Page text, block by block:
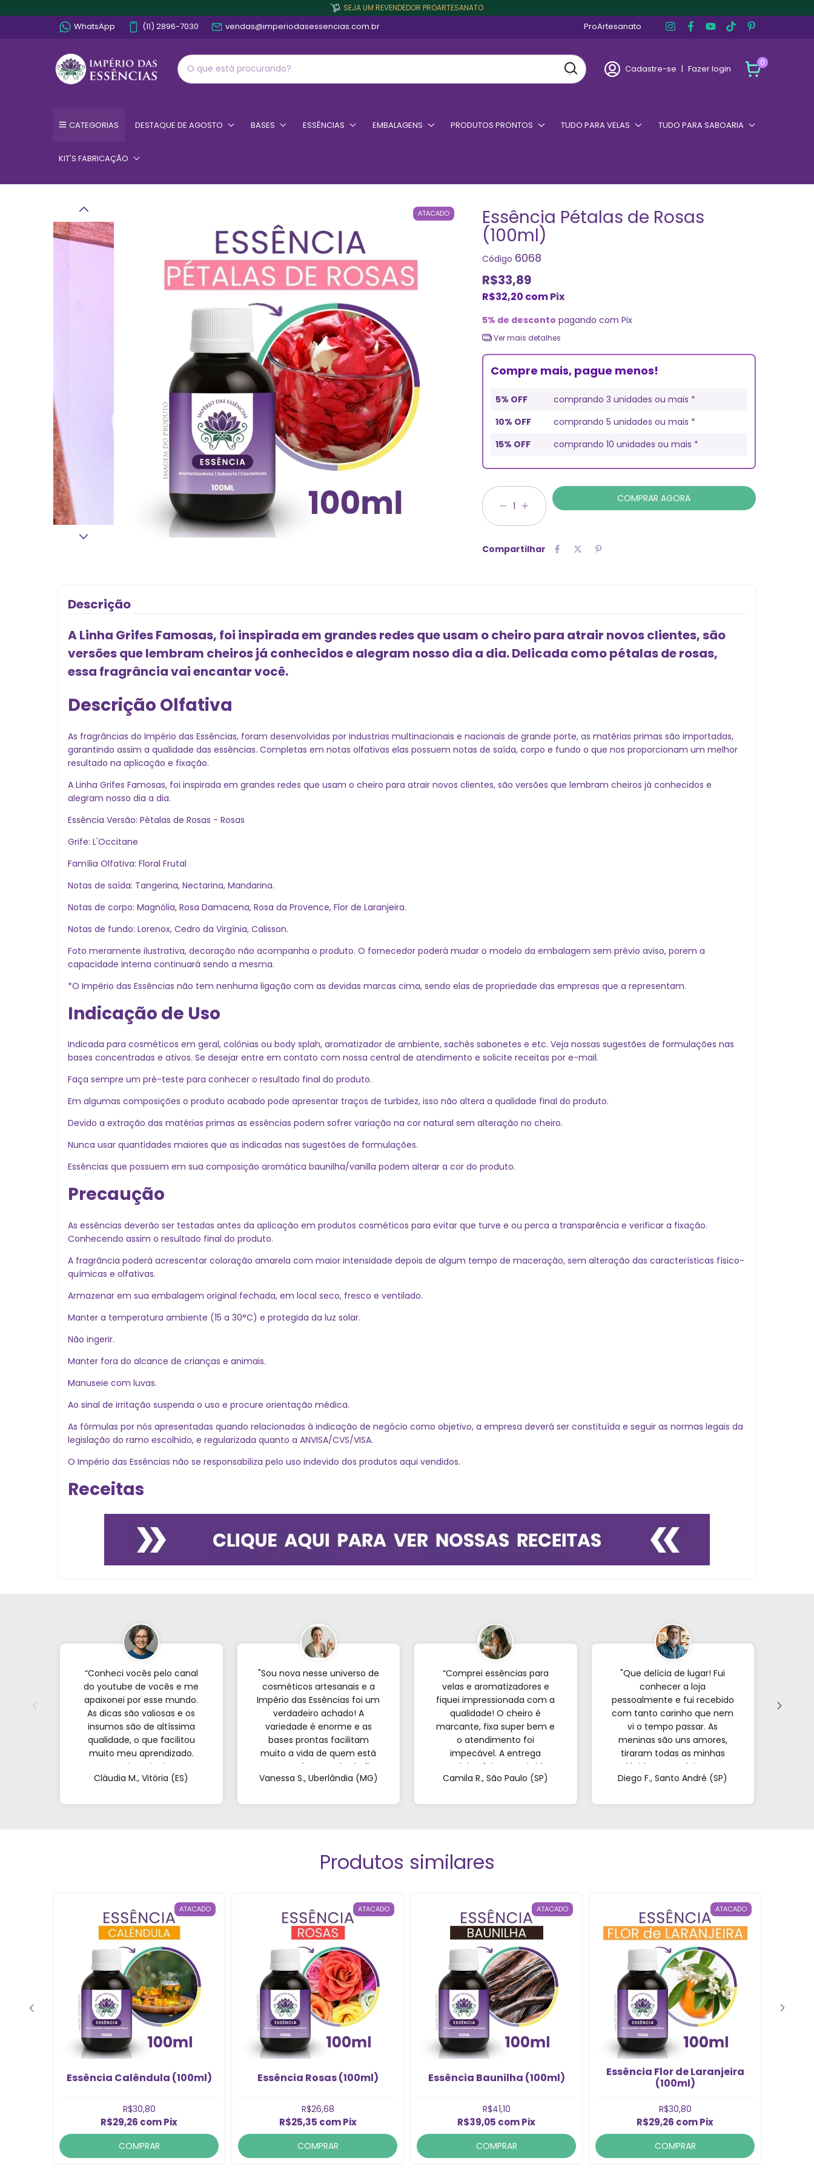
SEJA UM REVENDEDOR PROARTESANATO
WhatsApp (11) 2896-7030 vendas@imperiodasessencias.com.br ProArtesanato
Cadastre-se | Fazer login
0
CATEGORIAS DESTAQUE DE AGOSTO BASES ESSÊNCIAS EMBALAGENS PRODUTOS PRONTOS TUDO PARA VELAS TUDO PARA SABOARIA
KIT'S FABRICAÇÃO
ATACADO Essência Pétalas de Rosas
(100ml)
Código 6068
R$33,89
R$32,20 comPix
5% de desconto pagando com Pix
Ver mais detalhes
Compre mais, pague menos!
5% OFF
comprando 3 unidades ou mais *
10% OFF
comprando 5 unidades ou mais *
15% OFF
comprando 10 unidades ou mais *
Compartilhar
Descrição
A Linha Grifes Famosas, foi inspirada em grandes redes que usam o cheiro para atrair novos clientes, são
versões que lembram cheiros já conhecidos e alegram nosso dia a dia. Delicada como pétalas de rosas,
essa fragrância vai encantar você.
Descrição Olfativa
As fragrâncias do Império das Essências, foram desenvolvidas por industrias multinacionais e nacionais de grande porte, as matérias primas são importadas,
garantindo assim a qualidade das essências. Completas em notas olfativas elas possuem notas de saída, corpo e fundo o que nos proporcionam um melhor
resultado na aplicação e fixação.
A Linha Grifes Famosas, foi inspirada em grandes redes que usam o cheiro para atrair novos clientes, são versões que lembram cheiros já conhecidos e
alegram nosso dia a dia.
Essência Versão: Pétalas de Rosas - Rosas
Grife: L'Occitane
Família Olfativa: Floral Frutal
Notas de saída: Tangerina, Nectarina, Mandarina.
Notas de corpo: Magnólia, Rosa Damacena, Rosa da Provence, Flor de Laranjeira.
Notas de fundo: Lorenox, Cedro da Virgínia, Calisson.
Foto meramente ilustrativa, decoração não acompanha o produto. O fornecedor poderá mudar o modelo da embalagem sem prévio aviso, porem a
capacidade interna continuará sendo a mesma.
*O Império das Essências não tem nenhuma ligação com as devidas marcas cima, sendo elas de propriedade das empresas que a representam.
Indicação de Uso
Indicada para cosméticos em geral, colônias ou body splah, aromatizador de ambiente, sachês sabonetes e etc. Veja nossas sugestões de formulações nas
bases concentradas e ativos. Se desejar entre em contato com nossa central de atendimento e solicite receitas por e-mail.
Faça sempre um pré-teste para conhecer o resultado final do produto.
Em algumas composições o produto acabado pode apresentar traços de turbidez, isso não altera a qualidade final do produto.
Devido a extração das matérias primas as essências podem sofrer variação na cor natural sem alteração no cheiro.
Nunca usar quantidades maiores que as indicadas nas sugestões de formulações.
Essências que possuem em sua composição aromática baunilha/vanilla podem alterar a cor do produto.
Precaução
As essências deverão ser testadas antes da aplicação em produtos cosméticos para evitar que turve e ou perca a transparência e verificar a fixação.
Conhecendo assim o resultado final do produto.
A fragrância poderá acrescentar coloração amarela com maior intensidade depois de algum tempo de maceração, sem alteração das características físico-
químicas e olfativas.
Armazenar em sua embalagem original fechada, em local seco, fresco e ventilado.
Manter a temperatura ambiente (15 a 30°C) e protegida da luz solar.
Não ingerir.
Manter fora do alcance de crianças e animais.
Manuseie com luvas.
Ao sinal de irritação suspenda o uso e procure orientação médica.
As fórmulas por nós apresentadas quando relacionadas à indicação de negócio como objetivo, a empresa deverá ser constituída e seguir as normas legais da
legislação do ramo escolhido, e regularizada quanto a ANVISA/CVS/VISA.
O Império das Essências não se responsabiliza pelo uso indevido dos produtos aqui vendidos.
Receitas
“Conheci vocês pelo canal
do youtube de vocês e me
apaixonei por esse mundo.
As dicas são valiosas e os
insumos são de altíssima
qualidade, o que facilitou
muito meu aprendizado.
Nunca imaginei que
conseguiria resultados tão
de casa. Obrigada!"al no
Cláudia M., Vitória (ES)
"Sou nova nesse universo de
cosméticos artesanais e a
Império das Essências foi um
verdadeiro achado! A
variedade é enorme e as
bases prontas facilitam
muito a vida de quem est
começando; o resultado fica
incrível. Sem contar o
que foi super atencioso e
Vanessa S., Uberlândia (MG)
“Comprei essências para
velas e aromatizadores e
fiquei impressionada com a
qualidade! O cheiro é
marcante, fixa super bem e
o atendimento foi
impecável. A entrega
também foi super rápida.
Recomendo de olhos
Camila R., São Paulo (SP)
"Que delícia de lugar! Fui
conhecer a loja
pessoalmente e fui recebido
com tanto carinho que nem
vi o tempo passar. As
meninas são uns amores,
tiraram todas as minhas
dúvidas e me deixaram
super à vontade. É
mãos vazias!"
Diego F., Santo André (SP)
Produtos similares
ATACADO
Essência Calêndula (100ml)
R$30,80
R$29,26 comPix
COMPRAR
ATACADO
Essência Rosas (100ml)
R$26,68
R$25,35 com Pix
COMPRAR
ATACADO
Essência Baunilha (100ml)
R$41,10
R$39,05 comPix
COMPRAR
ATACADO
Essência Flor de Laranjeira
(100ml)
R$30,80
R$29,26 comPix
COMPRAR